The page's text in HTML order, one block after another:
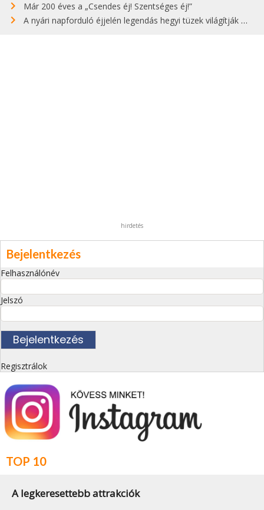
Már 200 éves a „Csendes éj! Szentséges éj!”
A nyári napforduló éjjelén legendás hegyi tüzek világítják meg Zugspitzét
hirdetés
Bejelentkezés
Felhasználónév
Jelszó
Regisztrálok
TOP 10
A legkeresettebb attrakciók